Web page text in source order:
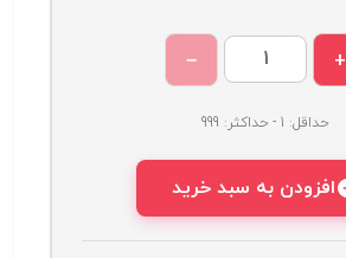
+
−
حداقل: 1 - حداکثر: 999
افزودن به سبد خرید